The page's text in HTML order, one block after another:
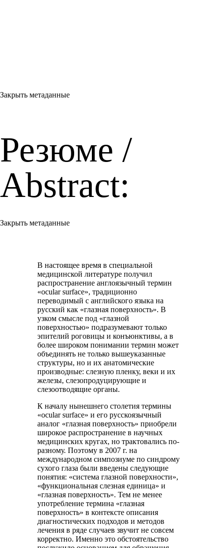
Закрыть метаданные
Резюме /
Abstract:
Закрыть метаданные
В настоящее время в специальной
медицинской литературе получил
распространение англоязычный термин
«ocular surface», традиционно
переводимый с английского языка на
русский как «глазная поверхность». В
узком смысле под «глазной
поверхностью» подразумевают только
эпителий роговицы и конъюнктивы, а в
более широком понимании термин может
объединять не только вышеуказанные
структуры, но и их анатомические
производные: слезную пленку, веки и их
железы, слезопродуцирующие и
слезоотводящие органы.
К началу нынешнего столетия термины
«ocular surface» и его русскоязычный
аналог «глазная поверхность» приобрели
широкое распространение в научных
медицинских кругах, но трактовались по-
разному. Поэтому в 2007 г. на
международном симпозиуме по синдрому
сухого глаза были введены следующие
понятия: «система глазной поверхности»,
«функциональная слезная единица» и
«глазная поверхность». Тем не менее
употребление термина «глазная
поверхность» в контексте описания
диагностических подходов и методов
лечения в ряде случаев звучит не совсем
корректно. Именно это обстоятельство